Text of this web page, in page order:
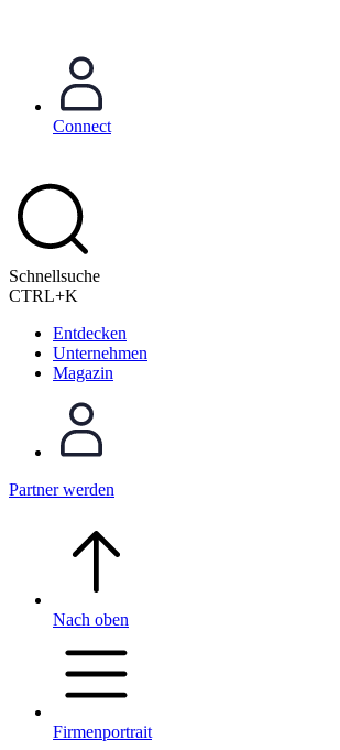
Connect
Schnellsuche
CTRL+K
Entdecken
Unternehmen
Magazin
Partner werden
Nach oben
Firmenportrait